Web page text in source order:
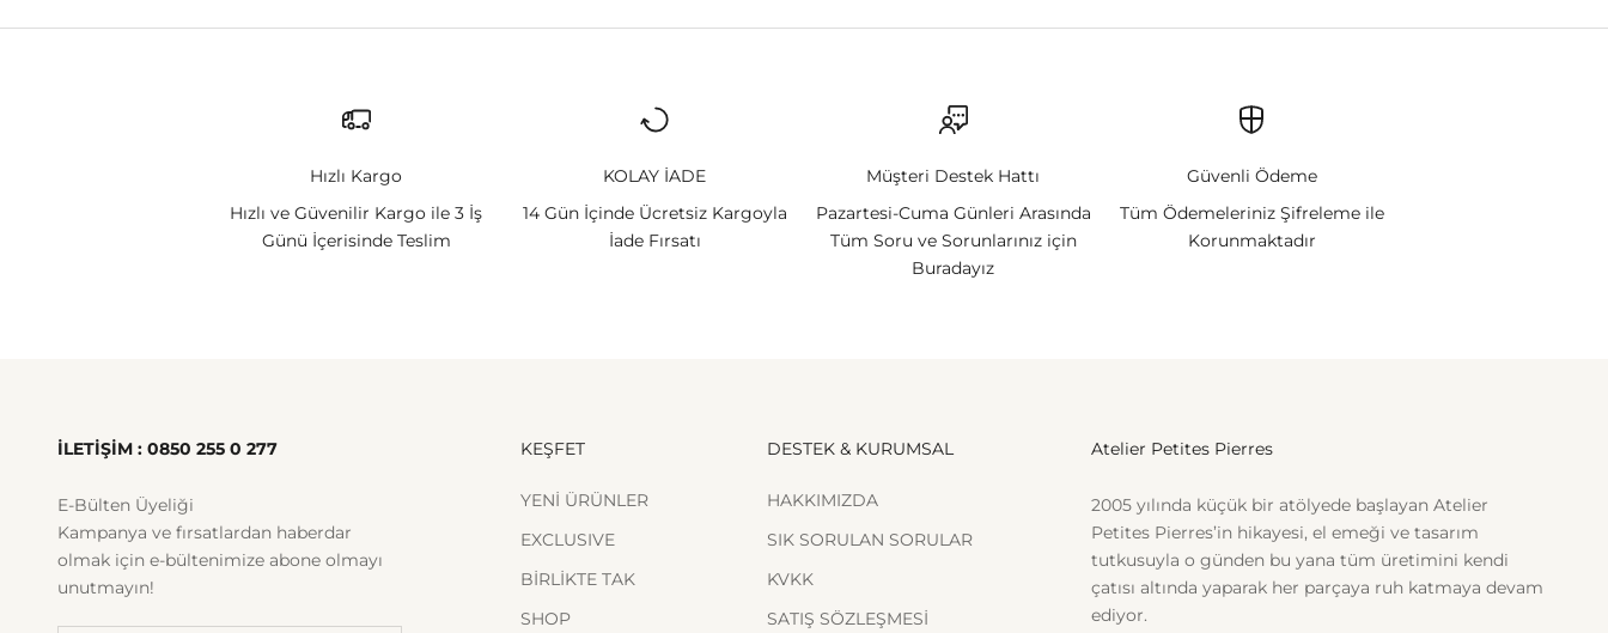
Hızlı Kargo
Hızlı ve Güvenilir Kargo ile 3 İş
Günü İçerisinde Teslim
KOLAY İADE
14 Gün İçinde Ücretsiz Kargoyla
İade Fırsatı
Müşteri Destek Hattı
Pazartesi-Cuma Günleri Arasında
Tüm Soru ve Sorunlarınız için
Buradayız
Güvenli Ödeme
Tüm Ödemeleriniz Şifreleme ile
Korunmaktadır
İLETİŞİM : 0850 255 0 277
E-Bülten Üyeliği
Kampanya ve fırsatlardan haberdar
olmak için e-bültenimize abone olmayı
unutmayın!
KEŞFET
YENİ ÜRÜNLER
EXCLUSIVE
BİRLİKTE TAK
SHOP
DESTEK & KURUMSAL
HAKKIMIZDA
SIK SORULAN SORULAR
KVKK
SATIŞ SÖZLEŞMESİ
Atelier Petites Pierres
2005 yılında küçük bir atölyede başlayan Atelier
Petites Pierres’in hikayesi, el emeği ve tasarım
tutkusuyla o günden bu yana tüm üretimini kendi
çatısı altında yaparak her parçaya ruh katmaya devam
ediyor.